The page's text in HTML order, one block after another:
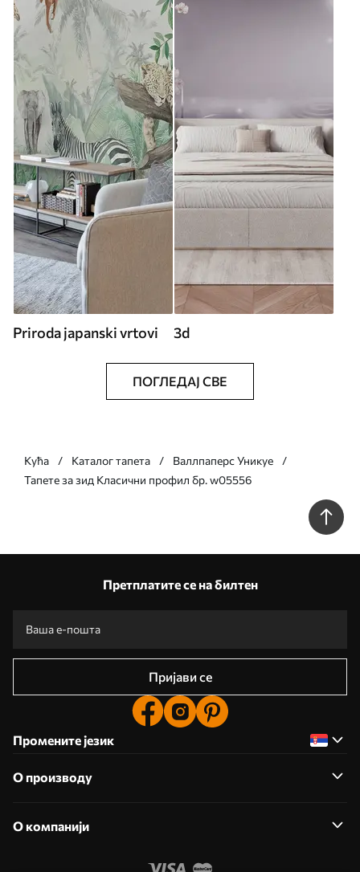
Priroda japanski vrtovi 3d
ПОГЛЕДАЈ СВЕ
Кућа Каталог тапета
Валлпаперс Уникуе
Тапете за зид Класични профил бр. w05556
Претплатите се на билтен
Пријави се
Промените језик
О производу
О компанији